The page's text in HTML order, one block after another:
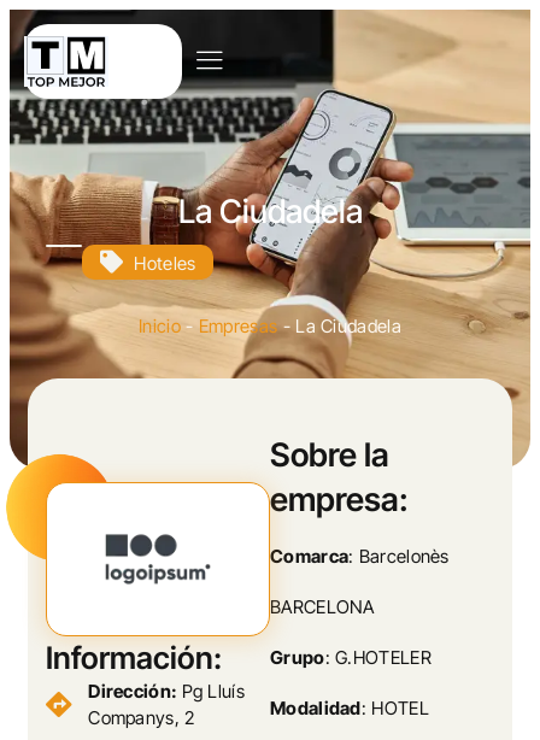
La Ciudadela
Hoteles
Inicio- Empresas- La Ciudadela
Sobre la
empresa:
Comarca: Barcelonès
BARCELONA
Grupo: G.HOTELER
Modalidad: HOTEL
Información:
Dirección: Pg Lluís
Companys, 2